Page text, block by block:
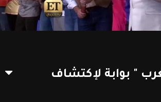
" بوابة لإكتشاف